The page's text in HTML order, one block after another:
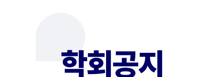
학회공지